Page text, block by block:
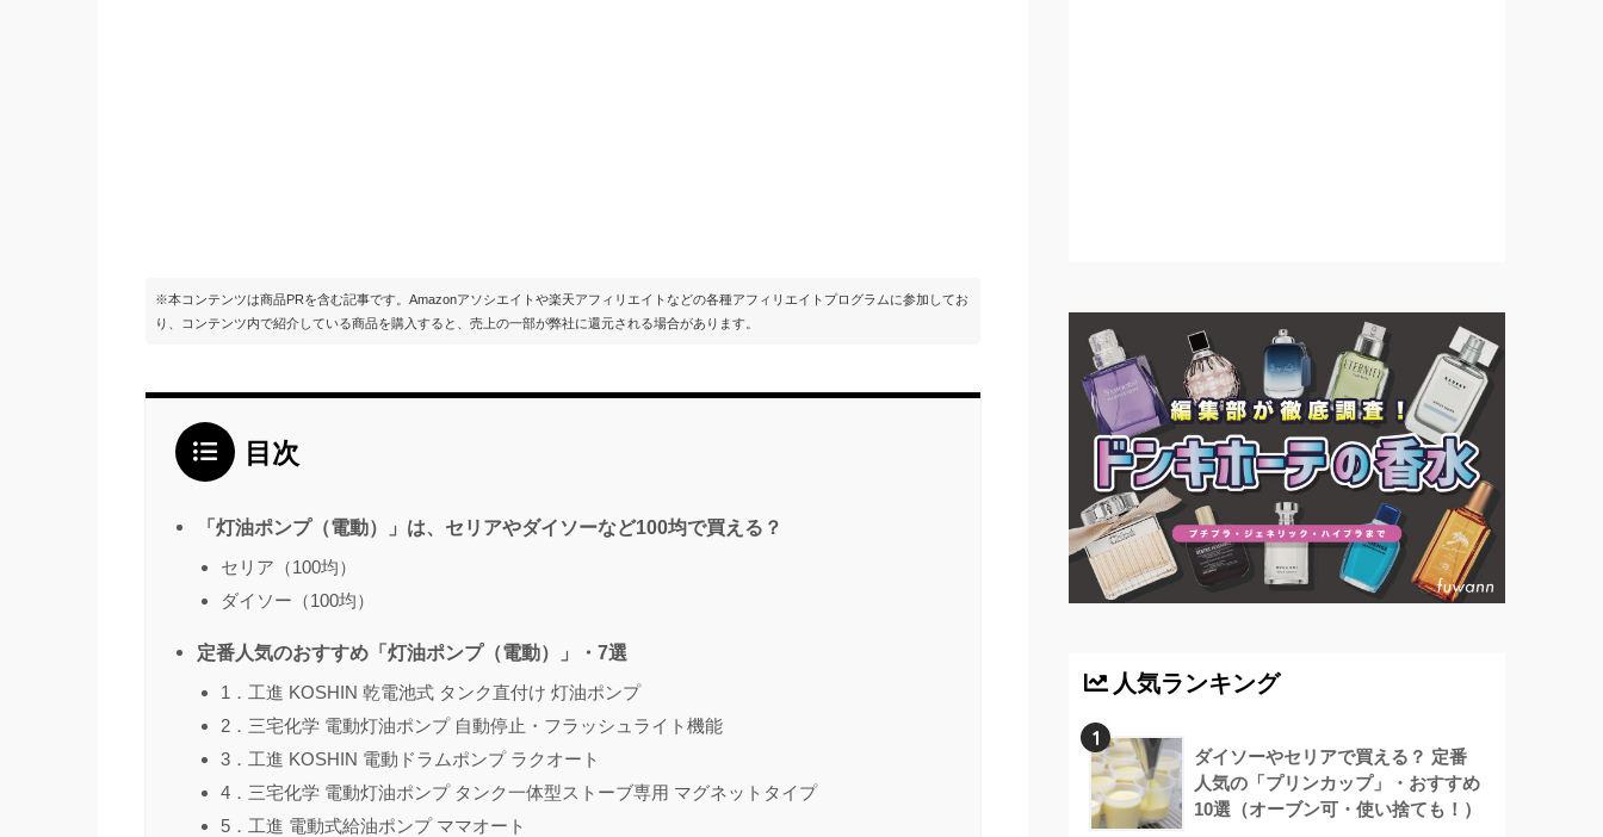
※本コンテンツは商品PRを含む記事です。Amazonアソシエイトや楽天アフィリエイトなどの各種アフィリエイトプログラムに参加してお
り、コンテンツ内で紹介している商品を購入すると、売上の一部が弊社に還元される場合があります。
目次
「灯油ポンプ（電動）」は、セリアやダイソーなど100均で買える？
セリア（100均）
ダイソー（100均）
定番人気のおすすめ「灯油ポンプ（電動）」・7選
1．工進 KOSHIN 乾電池式 タンク直付け 灯油ポンプ
2．三宅化学 電動灯油ポンプ 自動停止・フラッシュライト機能
3．工進 KOSHIN 電動ドラムポンプ ラクオート
4．三宅化学 電動灯油ポンプ タンク一体型ストーブ専用 マグネットタイプ
5．工進 電動式給油ポンプ ママオート
人気ランキング
1
ダイソーやセリアで買える？ 定番
人気の「プリンカップ」・おすすめ
10選（オーブン可・使い捨ても！）